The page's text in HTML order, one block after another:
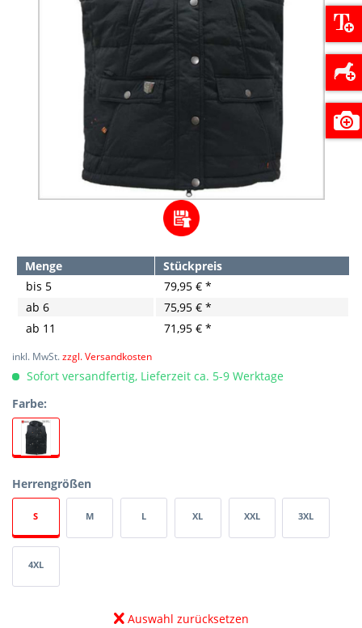
Menge
Stückpreis
bis 5
79,95 € *
ab 6
75,95 € *
ab 11 71,95 € *
inkl. MwSt.zzgl. Versandkosten
Sofort versandfertig, Lieferzeit ca. 5-9 Werktage
Farbe:
Herrengrößen
S M L XL XXL 3XL
4XL
Auswahl zurücksetzen